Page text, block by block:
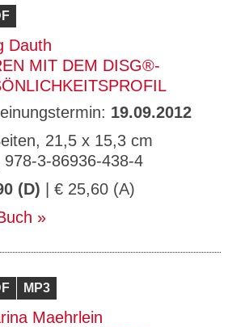
Dauth
MIT DEM DISG®-
19.09.2012
21,5 x 15,3 cm
978-3-86936-438-4
(D) | € 25,60 (A)
MP3
Maehrlein